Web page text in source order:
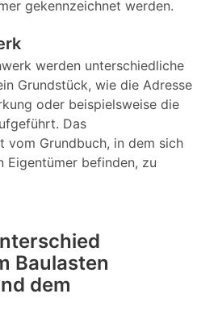
gekennzeichnet werden.
werden unterschiedliche
Grundstück, wie die Adresse
oder beispielsweise die
Das
vom Grundbuch, in dem sich
Eigentümer befinden, zu
Baulasten
dem